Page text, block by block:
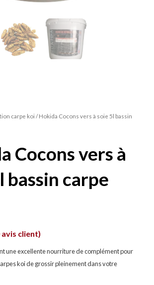
carpe koi / Hokida Cocons vers à soie 5l bassin
Cocons vers à
bassin carpe
avis client)
une excellente nourriture de complément pour
koi de grossir pleinement dans votre